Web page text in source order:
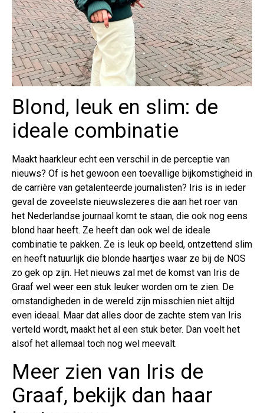
Blond, leuk en slim: de
ideale combinatie
Maakt haarkleur echt een verschil in de perceptie van
nieuws? Of is het gewoon een toevallige bijkomstigheid in
de carrière van getalenteerde journalisten? Iris is in ieder
geval de zoveelste nieuwslezeres die aan het roer van
het Nederlandse journaal komt te staan, die ook nog eens
blond haar heeft. Ze heeft dan ook wel de ideale
combinatie te pakken. Ze is leuk op beeld, ontzettend slim
en heeft natuurlijk die blonde haartjes waar ze bij de NOS
zo gek op zijn. Het nieuws zal met de komst van Iris de
Graaf wel weer een stuk leuker worden om te zien. De
omstandigheden in de wereld zijn misschien niet altijd
even ideaal. Maar dat alles door de zachte stem van Iris
verteld wordt, maakt het al een stuk beter. Dan voelt het
alsof het allemaal toch nog wel meevalt.
Meer zien van Iris de
Graaf, bekijk dan haar